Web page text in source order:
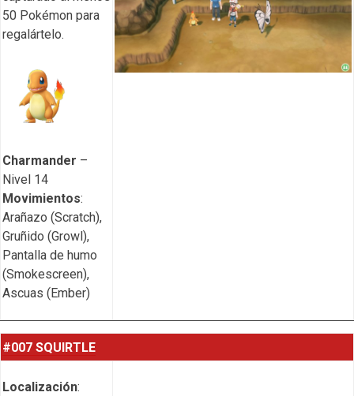
50 Pokémon para
regalártelo.
Charmander –
Nivel 14
Movimientos:
Arañazo (Scratch),
Gruñido (Growl),
Pantalla de humo
(Smokescreen),
Ascuas (Ember)
#007 SQUIRTLE
Localización: